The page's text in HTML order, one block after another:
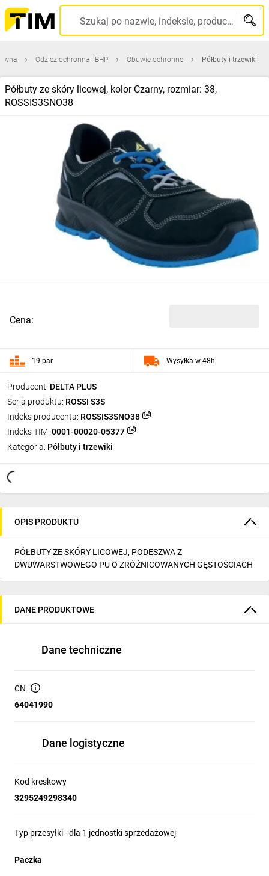
Szukaj po nazwie, indeksie, producencie, kodzie kreskowym...
Odzież ochronna i BHP Obuwie ochronne Półbuty i trzewiki
Półbuty ze skóry licowej, kolor Czarny, rozmiar: 38,
ROSSIS3SNO38
Producent: DELTA PLUS
Seria produktu: ROSSI S3S
Indeks producenta: ROSSIS3SNO38
Indeks TIM: 0001-00020-05377
Kategoria: Półbuty i trzewiki
Cena:
19 par Wysyłka w 48h
OPIS PRODUKTU
PÓŁBUTY ZE SKÓRY LICOWEJ, PODESZWA Z
DWUWARSTWOWEGO PU O ZRÓŻNICOWANYCH GĘSTOŚCIACH
DANE PRODUKTOWE
Dane techniczne
CN
64041990
Dane logistyczne
Kod kreskowy
3295249298340
Typ przesyłki - dla 1 jednostki sprzedażowej
Paczka